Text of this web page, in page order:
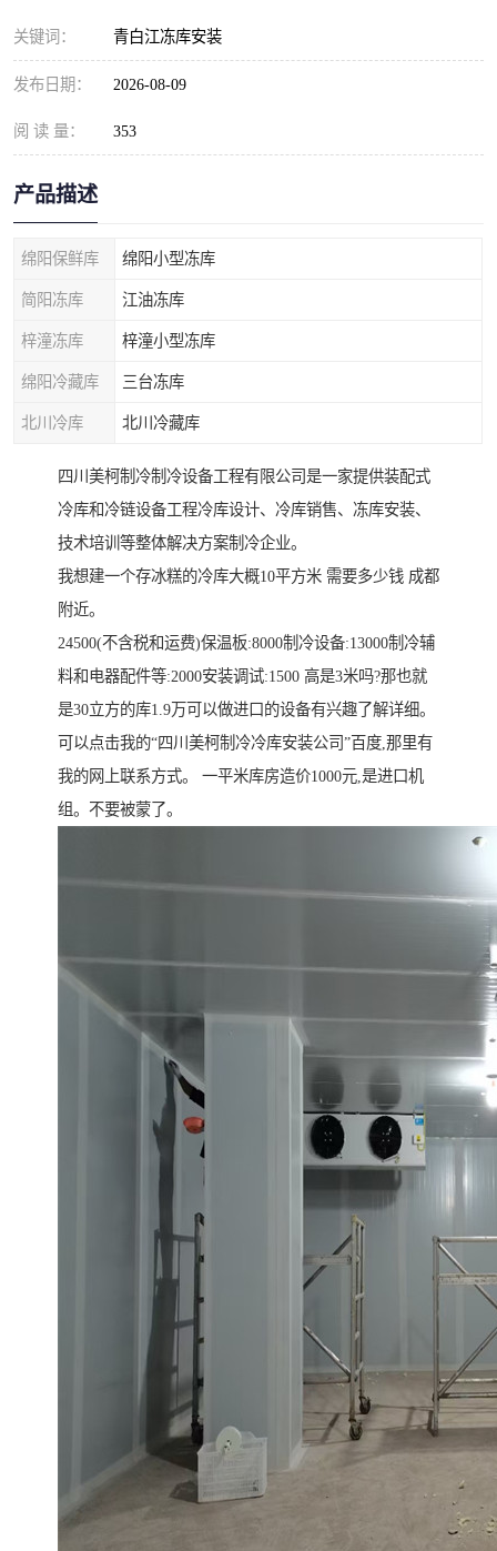
关键词： 青白江冻库安装
发布日期： 2026-08-09
阅 读 量： 353
产品描述
绵阳保鲜库 绵阳小型冻库
简阳冻库 江油冻库
梓潼冻库 梓潼小型冻库
绵阳冷藏库 三台冻库
北川冷库 北川冷藏库
四川美柯制冷制冷设备工程有限公司是一家提供装配式
冷库和冷链设备工程冷库设计、冷库销售、冻库安装、
技术培训等整体解决方案制冷企业。
我想建一个存冰糕的冷库大概10平方米 需要多少钱 成都
附近。
24500(不含税和运费)保温板:8000制冷设备:13000制冷辅
料和电器配件等:2000安装调试:1500 高是3米吗?那也就
是30立方的库1.9万可以做进口的设备有兴趣了解详细。
可以点击我的“四川美柯制冷冷库安装公司”百度,那里有
我的网上联系方式。 一平米库房造价1000元,是进口机
组。不要被蒙了。